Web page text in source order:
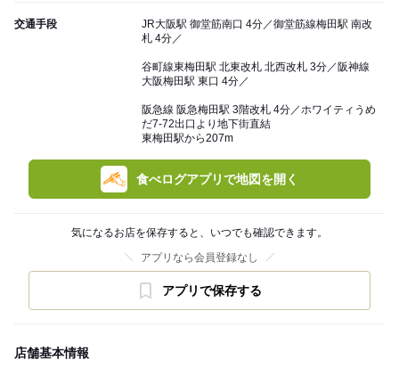
交通手段
JR大阪駅 御堂筋南口 4分／御堂筋線梅田駅 南改
札 4分／
谷町線東梅田駅 北東改札 北西改札 3分／阪神線
大阪梅田駅 東口 4分／
阪急線 阪急梅田駅 3階改札 4分／ホワイティうめ
だ7-72出口より地下街直結
東梅田駅から207m
食べログアプリで地図を開く
気になるお店を保存すると、いつでも確認できます。
アプリなら会員登録なし
アプリで保存する
店舗基本情報